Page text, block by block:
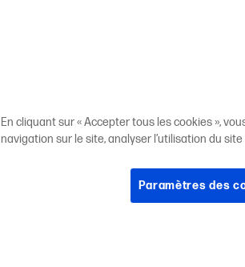
En cliquant sur « Accepter tous les cookies »,
navigation sur le site, analyser l’utilisation du
Paramètres des